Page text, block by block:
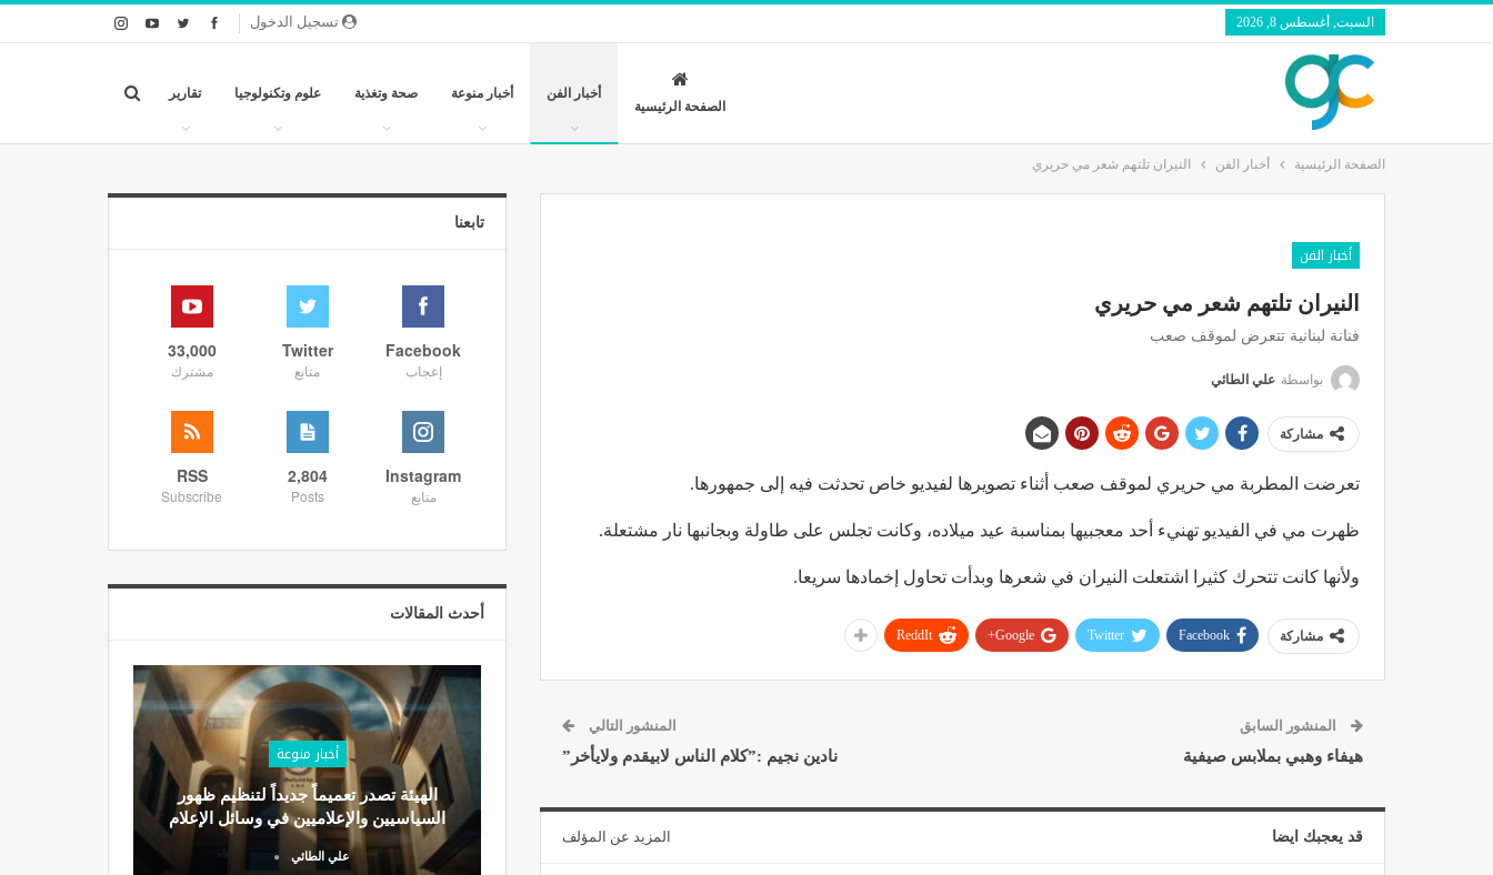
تسجيل الدخول السبت, أغسطس 8, 2026
الصفحة الرئيسية
أخبار الفن أخبار منوعة صحة وتغذية علوم وتكنولوجيا تقارير
الصفحة الرئيسية أخبار الفن النيران تلتهم شعر مي حريري
أخبار الفن
النيران تلتهم شعر مي حريري
فنانة لبنانية تتعرض لموقف صعب
بواسطة علي الطائي
مشاركة
تعرضت المطربة مي حريري لموقف صعب أثناء تصويرها لفيديو خاص تحدثت فيه إلى جمهورها.
ظهرت مي في الفيديو تهنيء أحد معجبيها بمناسبة عيد ميلاده، وكانت تجلس على طاولة وبجانبها نار مشتعلة.
ولأنها كانت تتحرك كثيرا اشتعلت النيران في شعرها وبدأت تحاول إخمادها سريعا.
مشاركة Facebook
Twitter
Google+
ReddIt
المنشور السابق
هيفاء وهبي بملابس صيفية
المنشور التالي
نادين نجيم :”كلام الناس لابيقدم ولايأخر”
قد يعجبك ايضا المزيد عن المؤلف
تابعنا
Facebook
إعجاب
Twitter
متابع
33,000
مشترك
Instagram
متابع
2,804
Posts
RSS
Subscribe
أحدث المقالات
أخبار منوعة
الهيئة تصدر تعميماً جديداً لتنظيم ظهور
السياسيين والإعلاميين في وسائل الإعلام
علي الطائي